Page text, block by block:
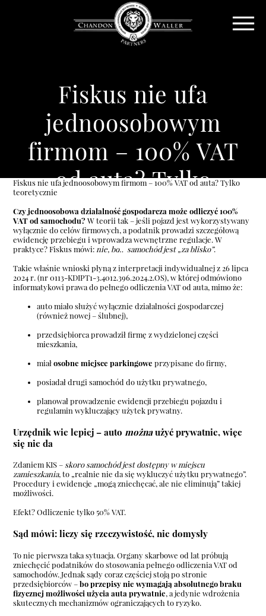
Fiskus nie ufa
jednoosobowym
firmom – 100% VAT
od auta? Tylko
teoretycznie
Fiskus nie ufa jednoosobowym firmom – 100% VAT od auta? Tylko
teoretycznie
Czy jednoosobowa działalność gospodarcza może odliczyć 100%
VAT od samochodu? W teorii tak – jeśli pojazd jest wykorzystywany
wyłącznie do celów firmowych, a podatnik prowadzi szczegółową
ewidencję przebiegu i wprowadza wewnętrzne regulacje. W
praktyce? Fiskus mówi: nie, bo… samochód jest „za blisko”.
Takie właśnie wnioski płyną z interpretacji indywidualnej z 26 lipca
2024 r. (nr 0113-KDIPT1-3.4012.396.2024.2.OS), w której odmówiono
informatykowi prawa do pełnego odliczenia VAT od auta, mimo że:
auto miało służyć wyłącznie działalności gospodarczej
(również nowej – ślubnej),
przedsiębiorca prowadził firmę z wydzielonej części
mieszkania,
miałosobne miejsce parkingowe przypisane do firmy,
posiadał drugi samochód do użytku prywatnego,
planował prowadzenie ewidencji przebiegu pojazdu i
regulamin wykluczający użytek prywatny.
Urzędnik wie lepiej – auto możnaużyć prywatnie, więc
się nie da
Zdaniem KIS –skoro samochód jest dostępny w miejscu
zamieszkania, to „realnie nie da się wykluczyć użytku prywatnego”.
Procedury i ewidencje „mogą zniechęcać, ale nie eliminują” takiej
możliwości.
Efekt? Odliczenie tylko 50% VAT.
Sąd mówi: liczy się rzeczywistość, nie domysły
To nie pierwsza taka sytuacja. Organy skarbowe od lat próbują
zniechęcić podatników do stosowania pełnego odliczenia VAT od
samochodów. Jednak sądy coraz częściej stoją po stronie
przedsiębiorców –bo przepisy nie wymagają absolutnego braku
fizycznej możliwości użycia auta prywatnie, a jedynie wdrożenia
skutecznych mechanizmów ograniczających to ryzyko.